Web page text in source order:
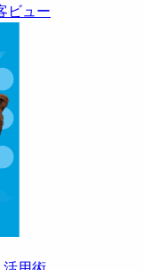
ビュー